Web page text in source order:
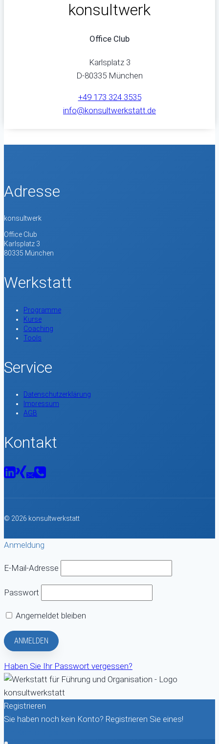
konsultwerk
Office Club
Karlsplatz 3
D-80335 München
+49 173 324 3535
info@konsultwerkstatt.de
Adresse
konsultwerk
Office Club
Karlsplatz 3
80335 München
Werkstatt
Programme
Kurse
Coaching
Tools
Service
Datenschutzerklärung
Impressum
AGB
Kontakt
© 2026 konsultwerkstatt
Anmeldung
E-Mail-Adresse
Passwort
Angemeldet bleiben
Haben Sie Ihr Passwort vergessen?
Registrieren
Sie haben noch kein Konto? Registrieren Sie eines!